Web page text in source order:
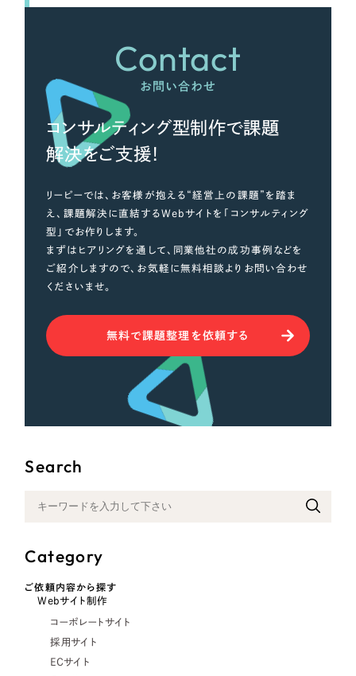
Search
Category
ご依頼内容から探す
Webサイト制作
コーポレートサイト
採用サイト
ECサイト
Contact
お問い合わせ
コンサルティング型制作で課題
解決をご支援！
リーピーでは、お客様が抱える“経営上の課題”を踏ま
え、課題解決に直結するWebサイトを「コンサルティング
型」でお作りします。
まずはヒアリングを通して、同業他社の成功事例などを
ご紹介しますので、お気軽に無料相談よりお問い合わせ
くださいませ。
無料で課題整理を依頼する